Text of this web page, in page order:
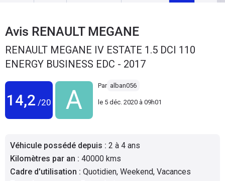
Essais
Guide
d'achat
Utilitaires
Flottes
Auto
Avis RENAULT MEGANE
RENAULT MEGANE IV ESTATE 1.5 DCI 110
ENERGY BUSINESS EDC - 2017
14,2 /20
Par alban056
le 5 déc. 2020 à 09h01
Véhicule possédé depuis : 2 à 4 ans
Kilomètres par an : 40000 kms
Cadre d'utilisation : Quotidien, Weekend, Vacances